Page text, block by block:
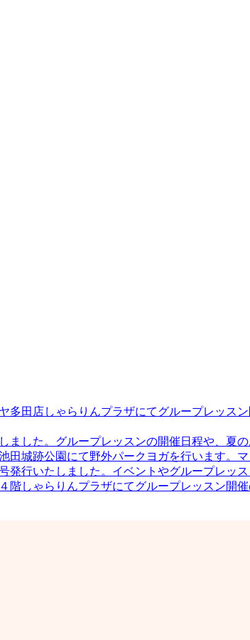
多田店しゃらりんプラザにてグループレッ
ました。グループレッスンの開催日程や、夏
田城跡公園にて野外パークヨガを行います。
行いたしました。イベントやグループレッ
階しゃらりんプラザにてグループレッスン